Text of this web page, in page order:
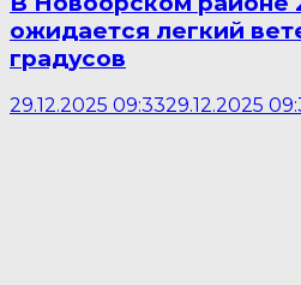
ожидается легкий
градусов
29.12.2025 09:3329.12.2025